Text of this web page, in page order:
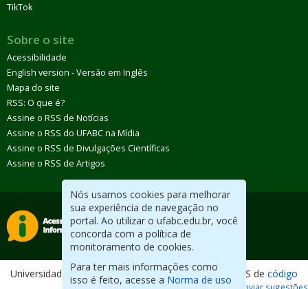
Nós usamos cookies para melhorar
sua experiência de navegação no
portal. Ao utilizar o ufabc.edu.br, você
concorda com a política de
monitoramento de cookies.
Para ter mais informações como
isso é feito, acesse a Norma de uso
TikTok
Sobre o site
Acessibilidade
English version - Versão em Inglês
Mapa do site
RSS: O que é?
Assine o RSS de Notícias
Assine o RSS do UFABC na Mídia
Assine o RSS de Divulgações Científicas
Assine o RSS de Artigos
Universidade Federal do ABC. Desenvolvido com CMS de código
Reportar erros / Enviar sugestões